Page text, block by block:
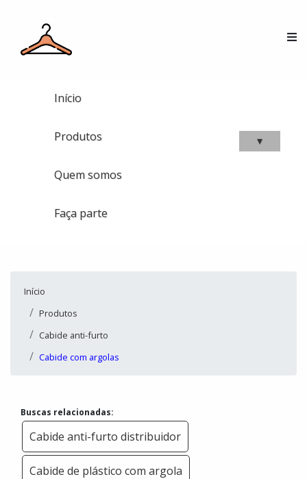
Início
Produtos ▾
Quem somos
Faça parte
Início
Produtos
Cabide anti-furto
Cabide com argolas
Buscas relacionadas:
Cabide anti-furto distribuidor
Cabide de plástico com argola